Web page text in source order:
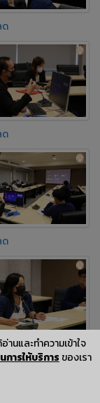
ด
ด
ด
ดนและทำความเข้าใจ
ารให้บริการ ของเรา